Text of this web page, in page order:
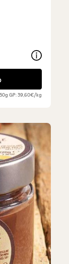
5 Sternen
GP: 39,60€/kg